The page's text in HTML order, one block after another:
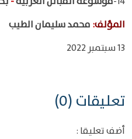
المؤلف: محمد سليمان الطيب
13 سبتمبر 2022
تعليقات (0)
أضف تعليقا :